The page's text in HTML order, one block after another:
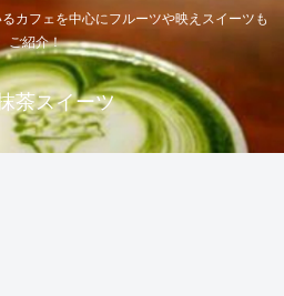
カフェを中心にフルーツや映えスイーツも
ご紹介！
茶スイーツ